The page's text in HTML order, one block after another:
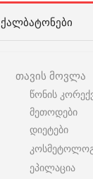
ᲥᲐᲚᲑᲐᲢᲝᲜᲔᲑᲘ
თავის მოვლა
წონის
მეთოდები
დიეტები
ეპილაცია